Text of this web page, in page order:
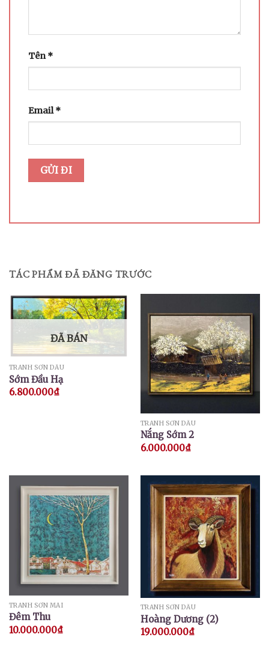
Tên*
Email*
TÁC PHẨM ĐÃ ĐĂNG TRƯỚC
ĐÃ BÁN
TRANH SƠN DẦU
Sớm Đầu Hạ
6.800.000₫
TRANH SƠN DẦU
Nắng Sớm 2
6.000.000₫
TRANH SƠN MÀI
Đêm Thu
10.000.000₫
TRANH SƠN DẦU
Hoàng Dương (2)
19.000.000₫